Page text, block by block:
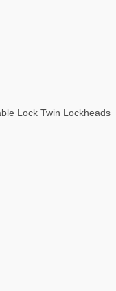
Lock Twin Lockheads